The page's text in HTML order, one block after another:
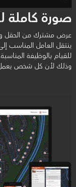
صورة كاملة
عرض مشترك من الحقل
ينتقل العامل المناسب
للقيام بالوظيفة
وذلك لأن كل شخص